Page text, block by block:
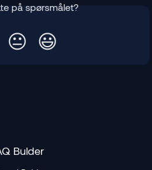
på spørsmålet?
😐 😃
Bulder